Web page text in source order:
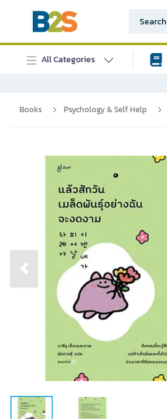
All Categories
Books Psychology & Self Help
Previous slide